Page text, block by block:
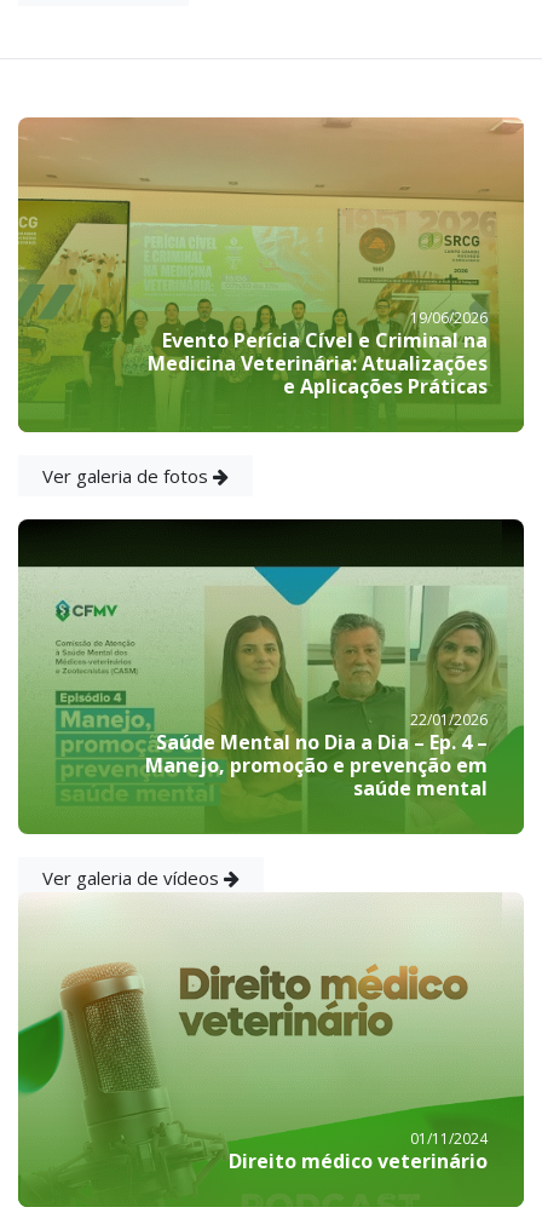
19/06/2026
Evento Perícia Cível e Criminal na
Medicina Veterinária: Atualizações
e Aplicações Práticas
Ver galeria de fotos
22/01/2026
Saúde Mental no Dia a Dia – Ep. 4 –
Manejo, promoção e prevenção em
saúde mental
Ver galeria de vídeos
01/11/2024
Direito médico veterinário